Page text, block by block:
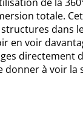
totale.
dans
en voir
directement
donner à voir la